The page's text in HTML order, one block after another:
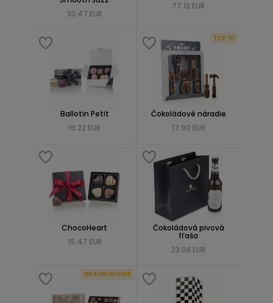
33.47 EUR
77.12 EUR
Ballotin Petit
19.22 EUR
TOP 10
Čokoládové náradie
17.90 EUR
ChocoHeart
15.47 EUR
Čokoládová pivová
fľaša
23.08 EUR
GRAVÍROVANIE